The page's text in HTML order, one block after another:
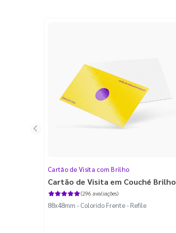
Cartão de Visita com Brilho
Cartão de Visita em Couché Brilho
(296 avaliações)
88x48mm - Colorido Frente - Refile